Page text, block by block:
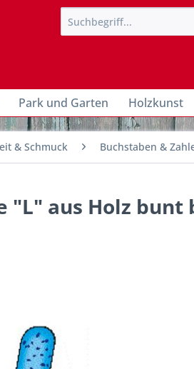
Park und Garten Holzkunst
& Schmuck Buchstaben &
"L" aus Holz